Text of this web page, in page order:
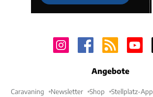
Angebote
Caravaning Newsletter Shop Stellplatz-App